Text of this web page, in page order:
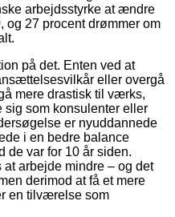
arbejdsstyrke at ændre
og 27 procent drømmer om
på det. Enten ved at
eller overgå
mere drastisk til værks,
sig som konsulenter eller
er nyuddannede
i en bedre balance
de var for 10 år siden.
arbejde mindre – og det
derimod at få et mere
en tilværelse som